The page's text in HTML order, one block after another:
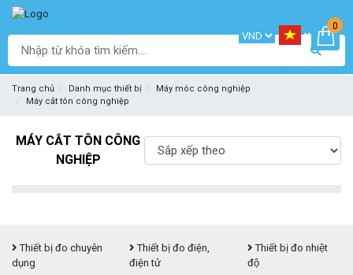
0
Trang chủ Danh mục thiết bị
Máy móc công nghiệp
Máy cắt tôn công nghiệp
MÁY CẮT TÔN CÔNG
NGHIỆP
Thiết bị đo chuyên
dụng
Thiết bị đo điện,
điện tử
Thiết bị đo nhiệt
độ